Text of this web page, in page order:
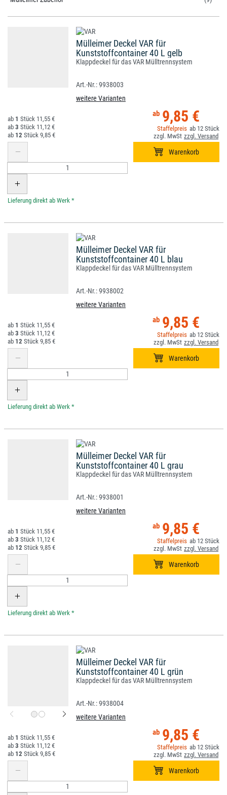
Mülleimer Deckel VAR für
Kunststoffcontainer 40 L gelb
Klappdeckel für das VAR Mülltrennsystem
9938003
weitere Varianten
9,85 €
12
1
11,55 €
3
11,12 €
12
9,85 €
*
Mülleimer Deckel VAR für
Kunststoffcontainer 40 L blau
Klappdeckel für das VAR Mülltrennsystem
9938002
weitere Varianten
9,85 €
12
1
11,55 €
3
11,12 €
12
9,85 €
*
Mülleimer Deckel VAR für
Kunststoffcontainer 40 L grau
Klappdeckel für das VAR Mülltrennsystem
9938001
weitere Varianten
9,85 €
12
1
11,55 €
3
11,12 €
12
9,85 €
*
Mülleimer Deckel VAR für
Kunststoffcontainer 40 L grün
Klappdeckel für das VAR Mülltrennsystem
9938004
weitere Varianten
9,85 €
12
1
11,55 €
3
11,12 €
12
9,85 €